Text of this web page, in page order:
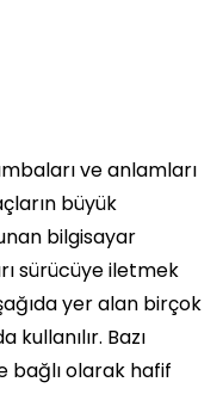
ve anlamları
büyük
bilgisayar
sürücüye iletmek
yer alan birçok
Bazı
bağlı olarak hafif